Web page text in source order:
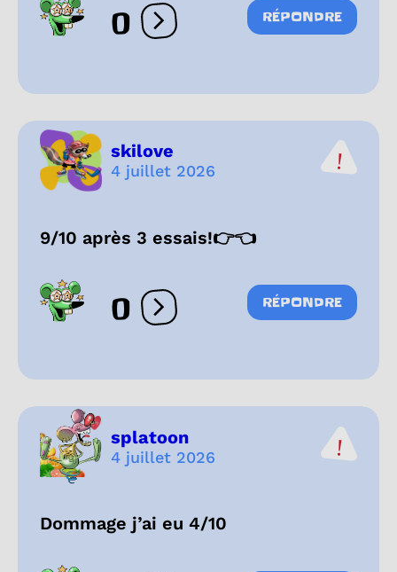
0 Ouvrir les réactions
RÉPONDRE
skilove
4 juillet 2026
9/10 après 3 essais!👉👈
0 Ouvrir les réactions
RÉPONDRE
splatoon
4 juillet 2026
Dommage j’ai eu 4/10